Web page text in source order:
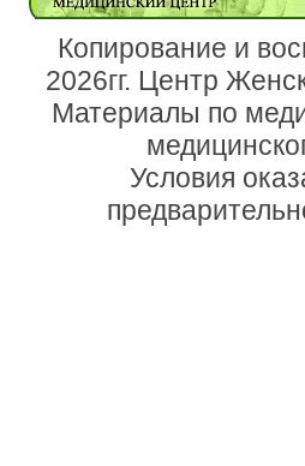
Копирование и
2026гг. Центр
Материалы по
Условия